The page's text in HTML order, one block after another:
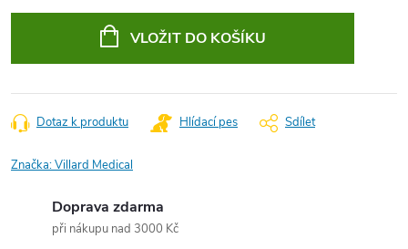
VLOŽIT DO KOŠÍKU
Dotaz k produktu Hlídací pes Sdílet
Značka:Villard Medical
Doprava zdarma
při nákupu nad 3000 Kč